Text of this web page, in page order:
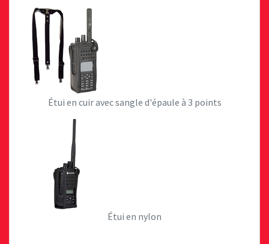
Étui en cuir avec sangle d'épaule à 3 points
Étui en nylon